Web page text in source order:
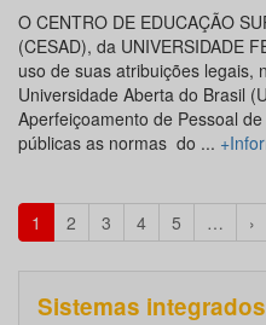
O CENTRO DE EDUCAÇÃO
(CESAD), da UNIVERSIDADE
uso de suas atribuições legais,
Universidade Aberta do Brasil
Aperfeiçoamento de Pessoal
públicas as normas do ...
1 2 3 4 5 … ›
Sistemas integrados